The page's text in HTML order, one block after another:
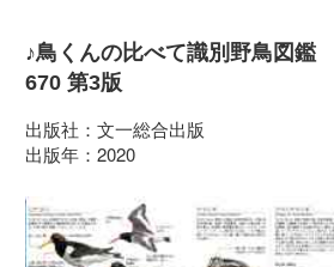
♪鳥くんの比べて識別野鳥図鑑
670 第3版
出版社：文一総合出版
出版年：2020